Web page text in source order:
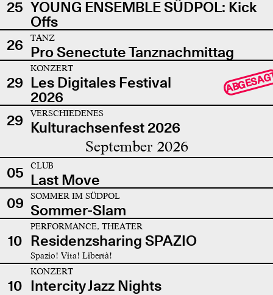
25 YOUNG ENSEMBLE SÜDPOL: Kick
Offs
26
TANZ
Pro Senectute Tanznachmittag
29
KONZERT
Les Digitales Festival
2026
29 VERSCHIEDENES
Kulturachsenfest 2026
September 2026
05 CLUB
Last Move
09
SOMMER IM SÜDPOL
Sommer-Slam
10
PERFORMANCE, THEATER
Residenzsharing SPAZIO
Spazio! Vita! Libertà!
10
KONZERT
Intercity Jazz Nights